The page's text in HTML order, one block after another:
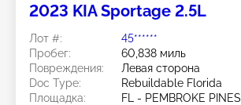
2023 KIA Sportage 2.5L
Лот #:
45******
Пробег:
60,838 миль
Повреждения:
Левая сторона
Doc Type:
Rebuildable Florida
Площадка:
FL - PEMBROKE PINES